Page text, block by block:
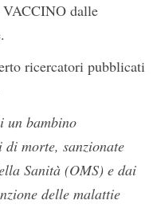
dalle
ricercatori pubblicati
un bambino
morte, sanzionate
Sanità (OMS) e dai
delle malattie